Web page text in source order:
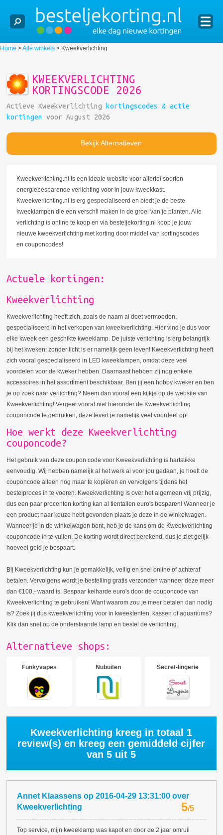
Home >Alle winkels > Kweekverlichting
KWEEKVERLICHTING
KORTINGSCODE 2026
Actieve Kweekverlichting kortingscodes & actie
kortingen
voor August 2026
Bekijk Alternatieven
Kweekverlichting.nl is een ideale website voor allerlei soorten
energiebesparende verlichting voor in jouw kweekkast.
Kweekverlichting.nl is erg gespecialiseerd en biedt je de beste
kweeklampen die een verschil maken in de groei van je planten. Alle
verlichting is online te koop en via besteljekorting.nl koop je jouw
nieuwe kweekverlichting met korting door middel van kortingscodes
en couponcodes!
Actuele kortingen:
Kweekverlichting
Kweekverlichting heeft zich, zoals de naam al doet vermoeden,
gespecialiseerd in het verkopen van kweekverlichting. Hier vind je dus voor
elke kweek een geschikte kweeklamp. De juiste verlichting is erg belangrijk
bij het kweken: zonder licht is er namelijk geen leven! Kweekverlichting heeft
zich vooral gespecialiseerd in LED kweeklampen, omdat deze veel
voordelen voor de kweker hebben. Daarnaast hebben zij nog enkele
accessoires in het assortiment beschikbaar. Ben jij een hobby kweker en ben
je op zoek naar verlichting? Neem dan vooral een kijkje op de website van
Kweekverlichting! Vergeet vooral niet hieronder de Kweekverlichting
couponcode te gebruiken, deze levert je namelijk veel voordeel op!
Hoe werkt deze Kweekverlichting
couponcode?
Het gebruik van deze coupon code voor Kweekverlichting is hartstikke
eenvoudig. Wij hebben namelijk al het werk al voor jou gedaan, je hoeft de
couponcode alleen nog maar te kopiëren en vervolgens tijdens het
bestelproces in te voeren. Kweekverlichting is over het algemeen vrij prijzig,
dus een paar procenten korting kan al tientallen euro's besparen! Wanneer je
een product naar keuze hebt gevonden plaats je deze in de winkelwagen.
Wanneer je in de winkelwagen bent, heb je de kans om de Kweekverlichting
couponcode in te vullen. De korting wordt direct berekend, dus je ziet gelijk
hoeveel geld je bespaart.
Bij Kweekverlichting kun je gemakkelijk, veilig en snel online of achteraf
betalen. Vervolgens wordt je bestelling gratis verzonden wanneer deze meer
dan €100,- waard is. Bespaar keiharde euro's door de couponcode van
Kweekverlichting te gebruiken! Want waarom zou je meer betalen dan nodig
is? Zoek jij dus kweekverlichting voor in kweektenten, kassen of aquariums?
Klik dan snel op de onderstaande lamp en bestel de verlichting.
Alternatieve shops:
Funkyvapes Nubuiten Secret-lingerie
Kweekverlichting kreeg in totaal 1
review(s) en kreeg een gemiddeld cijfer
van5 uit 5
Annet Klaassens op2016-04-29 13:31:00 over
Kweekverlichting
5/5
Top service, mijn kweeklamp was kapot en door de 2 jaar omruil